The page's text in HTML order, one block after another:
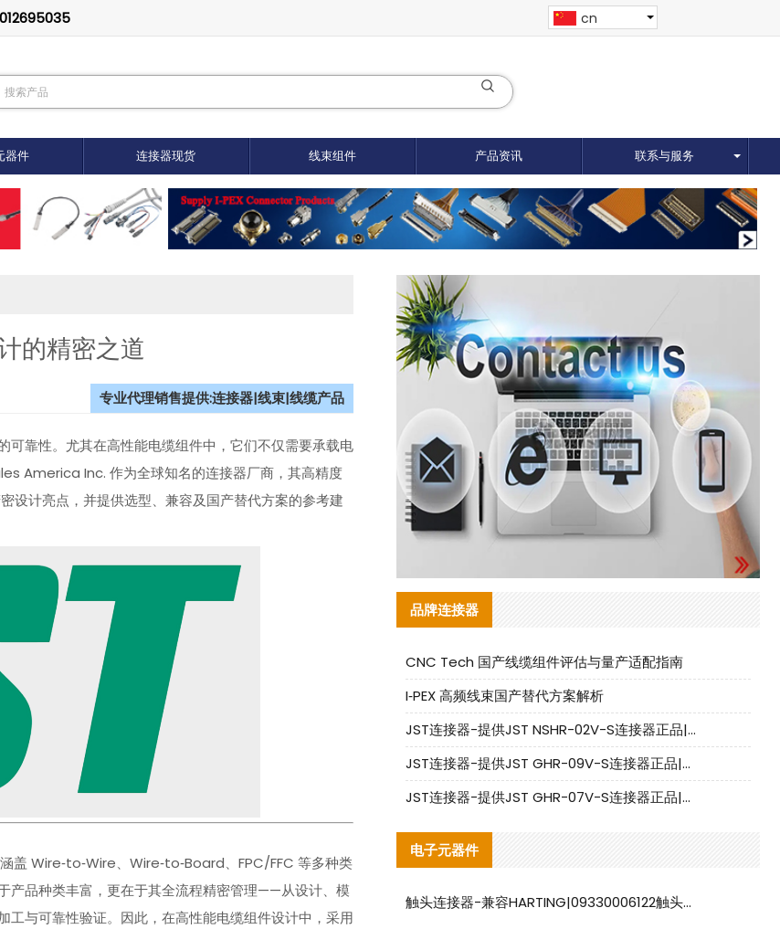
cn
器件 连接器现货 线束组件 产品资讯 联系与服务
的精密之道
专业代理销售提供:连接器|线束|线缆产品
靠性。尤其在高性能电缆组件中，它们不仅需要承载电
America Inc. 作为全球知名的连接器厂商，其高精度
设计亮点，并提供选型、兼容及国产替代方案的参考建
盖 Wire‑to‑Wire、Wire‑to‑Board、FPC/FFC 等多种类
产品种类丰富，更在于其全流程精密管理——从设计、模
与可靠性验证。因此，在高性能电缆组件设计中，采用
品牌连接器
CNC Tech 国产线缆组件评估与量产适配指南
I‑PEX 高频线束国产替代方案解析
JST连接器-提供JST NSHR-02V-S连接器正品|替代品
JST连接器-提供JST GHR-09V-S连接器正品|替代品
JST连接器-提供JST GHR-07V-S连接器正品|替代品
电子元器件
触头连接器-兼容HARTING|09330006122触头连接器替代品说明